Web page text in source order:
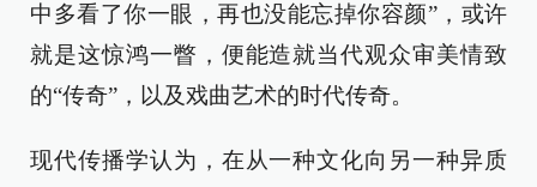
中多看了你一眼，再也没能忘掉你容颜”，或许
就是这惊鸿一瞥，便能造就当代观众审美情致
的“传奇”，以及戏曲艺术的时代传奇。
现代传播学认为，在从一种文化向另一种异质